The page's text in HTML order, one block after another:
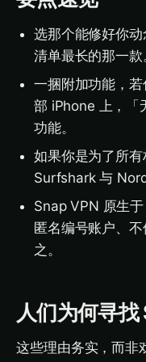
选那个能修好你
清单最长的那一款
一捆附加功能，
部 iPhone 上，「
功能。
如果你是为了所
Surfshark 与
Snap VPN 原生
匿名编号账户、
之。
人们为何寻
这些理由务实，而非